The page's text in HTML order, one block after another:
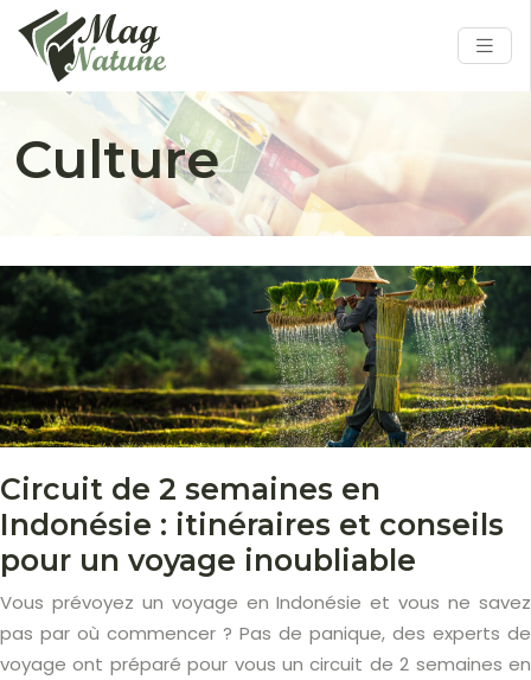
Culture
Circuit de 2 semaines en
Indonésie : itinéraires et conseils
pour un voyage inoubliable
Vous prévoyez un voyage en Indonésie et vous ne savez
pas par où commencer ? Pas de panique, des experts de
voyage ont préparé pour vous un circuit de 2 semaines en